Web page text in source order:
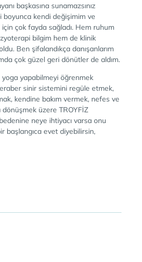
başkasına sunamazsınız
boyunca kendi değişimim ve
çok fayda sağladı. Hem ruhum
bilgim hem de klinik
Ben şifalandıkça danışanlarım
çok güzel geri dönütler de aldım.
yapabilmeyi öğrenmek
sinir sistemini regüle etmek,
kendine bakım vermek, nefes ve
dönüşmek üzere TROYFİZ
neye ihtiyacı varsa onu
başlangıca evet diyebilirsin,